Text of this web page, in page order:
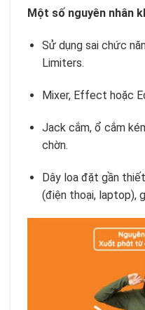
Một số nguyên nhân
Sử dụng sai chức
Limiters.
Mixer, Effect hoặc
Jack cắm, ổ cắm
chờn.
Dây loa đặt gần
(điện thoại, laptop),